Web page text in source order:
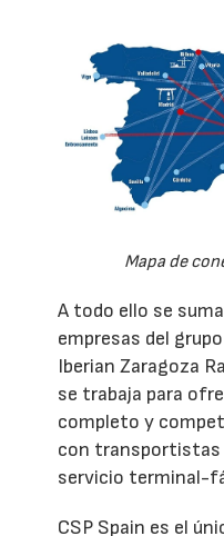
Mapa de
A todo ello se
empresas del
Iberian Zaragoza
se trabaja para
completo y
con transportistas
servicio terminal-
CSP Spain es el